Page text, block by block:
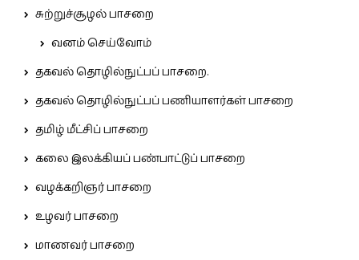
சுற்றுச்சூழல் பாசறை
வனம் செய்வோம்
தகவல் தொழில்நுட்பப் பாசறை.
தகவல் தொழில்நுட்பப் பணியாளர்கள் பாசறை
தமிழ் மீட்சிப் பாசறை
கலை இலக்கியப் பண்பாட்டுப் பாசறை
வழக்கறிஞர் பாசறை
உழவர் பாசறை
மாணவர் பாசறை